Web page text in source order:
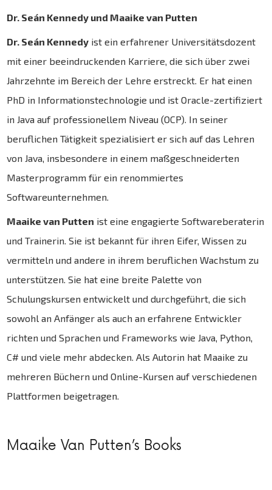
Dr. Seán Kennedy und Maaike van Putten
Dr. Seán Kennedy ist ein erfahrener Universitätsdozent
mit einer beeindruckenden Karriere, die sich über zwei
Jahrzehnte im Bereich der Lehre erstreckt. Er hat einen
PhD in Informationstechnologie und ist Oracle-zertifiziert
in Java auf professionellem Niveau (OCP). In seiner
beruflichen Tätigkeit spezialisiert er sich auf das Lehren
von Java, insbesondere in einem maßgeschneiderten
Masterprogramm für ein renommiertes
Softwareunternehmen.
Maaike van Putten ist eine engagierte Softwareberaterin
und Trainerin. Sie ist bekannt für ihren Eifer, Wissen zu
vermitteln und andere in ihrem beruflichen Wachstum zu
unterstützen. Sie hat eine breite Palette von
Schulungskursen entwickelt und durchgeführt, die sich
sowohl an Anfänger als auch an erfahrene Entwickler
richten und Sprachen und Frameworks wie Java, Python,
C# und viele mehr abdecken. Als Autorin hat Maaike zu
mehreren Büchern und Online-Kursen auf verschiedenen
Plattformen beigetragen.
Maaike Van Putten’s Books